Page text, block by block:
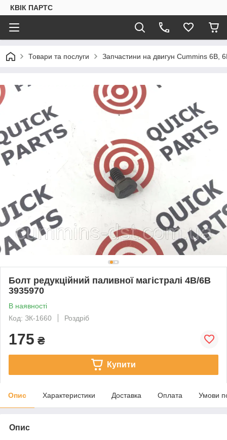
КВІК ПАРТС
Товари та послуги Запчастини на двигун Cummins 6B,
Болт редукційний паливної магістралі 4B/6B
3935970
В наявності
Код: ЗК-1660
Роздріб
175 ₴
Купити
Опис Характеристики Доставка Оплата Умови
Опис